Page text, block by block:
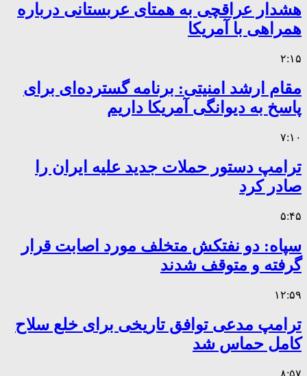
هشدار عراقچی به همتای عربستانی درباره
همراهی با آمریکا
۲:۱۵
مقام ارشد امنیتی: برنامه گسترده‌ای برای
پاسخ به دیوانگی آمریکا داریم
۷:۱۰
ترامپ دستور حملات جدید علیه ایران را
صادر کرد
۵:۴۵
سپاه: دو نفتکش متخلف مورد اصابت قرار
گرفته و متوقف شدند
۱۲:۵۹
ترامپ مدعی توافق تاریخی برای خلع سلاح
کامل حماس شد
۸:۵۷